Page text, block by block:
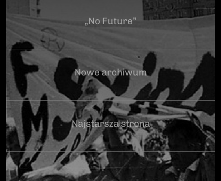
„No Future”
Nowe archiwum
Najstarsza strona